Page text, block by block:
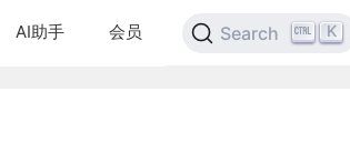
AI助手 会员 Search K